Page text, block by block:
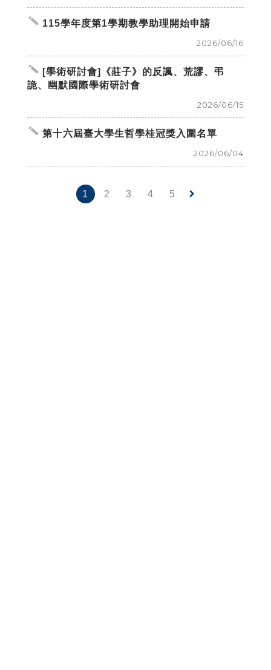
create 115學年度第1學期教學助理開始申請
2026/06/16
create [學術研討會]《莊子》的反諷、荒謬、弔
詭、幽默國際學術研討會
2026/06/15
create 第十六屆臺大學生哲學桂冠獎入圍名單
2026/06/04
1 2 3 4 5 keyboard_arrow_right